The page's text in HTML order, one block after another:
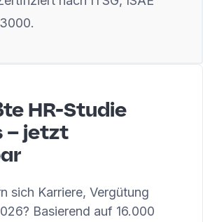
HR-Studie
– jetzt
sich Karriere, Vergütung
Basierend auf 16.000